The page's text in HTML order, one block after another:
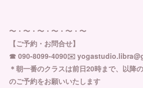
〜・〜・〜・〜・〜・〜
【ご予約・お問合せ】
☎︎ 090-8099-4090✉️
＊朝一番のクラスは前日20時まで、以降
のご予約をお願いいたします